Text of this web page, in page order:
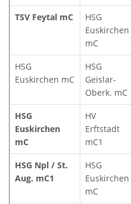
TSV Feytal mC
HSG
Euskirchen
mC
HSG
Euskirchen mC
HSG
Geislar-
Oberk. mC
HSG
Euskirchen
mC
HV
Erftstadt
mC1
HSG Npl / St.
Aug. mC1
HSG
Euskirchen
mC